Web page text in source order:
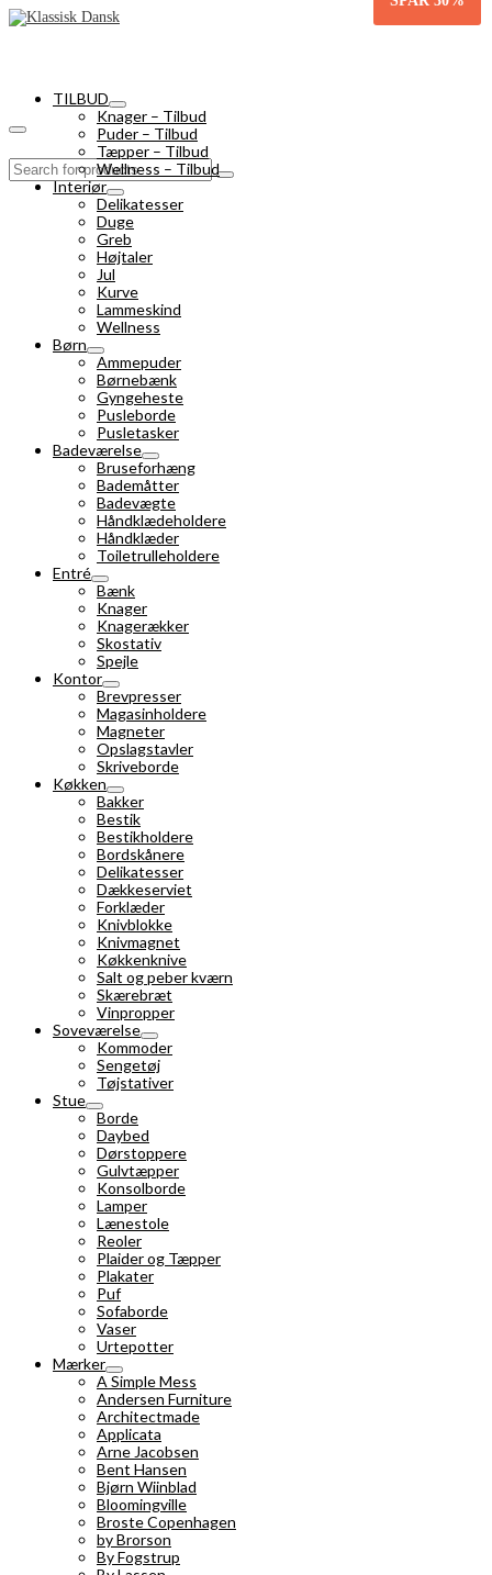
Search
for:
TILBUD
Knager – Tilbud
Puder – Tilbud
Tæpper – Tilbud
Wellness – Tilbud
Interiør
Delikatesser
Duge
Greb
Højtaler
Jul
Kurve
Lammeskind
Wellness
Børn
Ammepuder
Børnebænk
Gyngeheste
Pusleborde
Pusletasker
Badeværelse
Bruseforhæng
Bademåtter
Badevægte
Håndklædeholdere
Håndklæder
Toiletrulleholdere
Entré
Bænk
Knager
Knagerækker
Skostativ
Spejle
Kontor
Brevpresser
Magasinholdere
Magneter
Opslagstavler
Skriveborde
Køkken
Bakker
Bestik
Bestikholdere
Bordskånere
Delikatesser
Dækkeserviet
Forklæder
Knivblokke
Knivmagnet
Køkkenknive
Salt og peber kværn
Skærebræt
Vinpropper
Soveværelse
Kommoder
Sengetøj
Tøjstativer
Stue
Borde
Daybed
Dørstoppere
Gulvtæpper
Konsolborde
Lamper
Lænestole
Reoler
Plaider og Tæpper
Plakater
Puf
Sofaborde
Vaser
Urtepotter
Mærker
A Simple Mess
Andersen Furniture
Architectmade
Applicata
Arne Jacobsen
Bent Hansen
Bjørn Wiinblad
Bloomingville
Broste Copenhagen
by Brorson
By Fogstrup